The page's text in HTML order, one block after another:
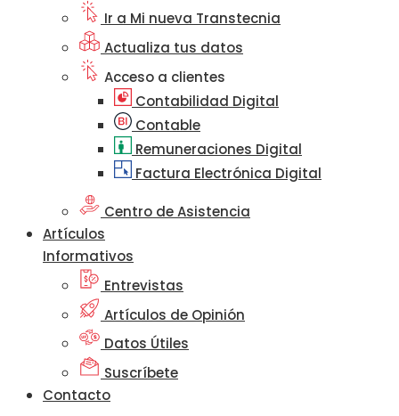
Ir a Mi nueva Transtecnia
Actualiza tus datos
Acceso a clientes
Contabilidad Digital
Contable
Remuneraciones Digital
Factura Electrónica Digital
Centro de Asistencia
Artículos
Informativos
Entrevistas
Artículos de Opinión
Datos Útiles
Suscríbete
Contacto